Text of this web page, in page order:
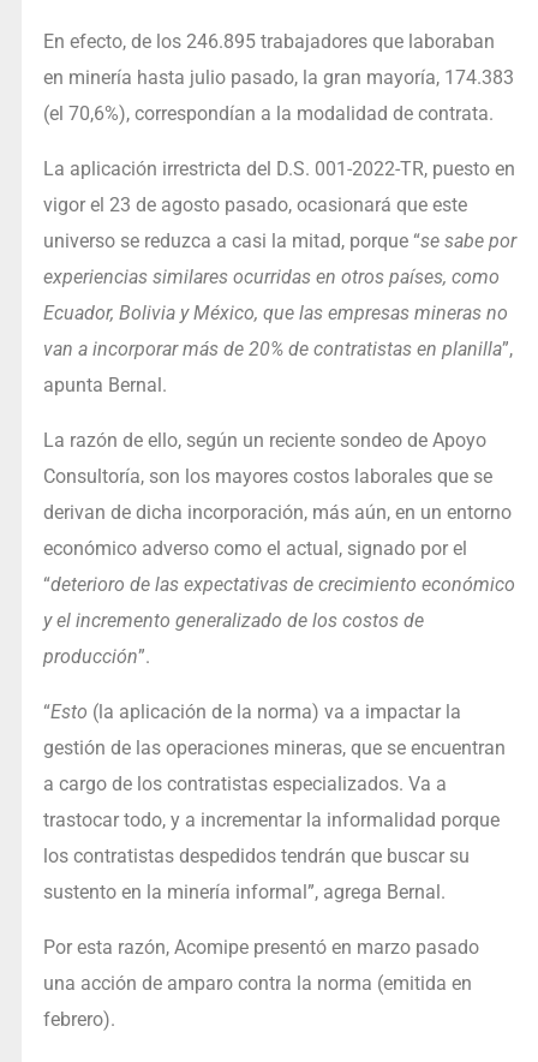
En efecto, de los 246.895 trabajadores que laboraban
en minería hasta julio pasado, la gran mayoría, 174.383
(el 70,6%), correspondían a la modalidad de contrata.
La aplicación irrestricta del D.S. 001-2022-TR, puesto en
vigor el 23 de agosto pasado, ocasionará que este
universo se reduzca a casi la mitad, porque “se sabe por
experiencias similares ocurridas en otros países, como
Ecuador, Bolivia y México, que las empresas mineras no
van a incorporar más de 20% de contratistas en planilla”,
apunta Bernal.
La razón de ello, según un reciente sondeo de Apoyo
Consultoría, son los mayores costos laborales que se
derivan de dicha incorporación, más aún, en un entorno
económico adverso como el actual, signado por el
“deterioro de las expectativas de crecimiento económico
y el incremento generalizado de los costos de
producción”.
“Esto (la aplicación de la norma) va a impactar la
gestión de las operaciones mineras, que se encuentran
a cargo de los contratistas especializados. Va a
trastocar todo, y a incrementar la informalidad porque
los contratistas despedidos tendrán que buscar su
sustento en la minería informal”, agrega Bernal.
Por esta razón, Acomipe presentó en marzo pasado
una acción de amparo contra la norma (emitida en
febrero).